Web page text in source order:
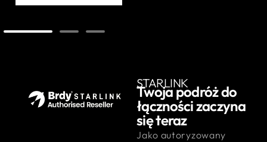
STARLINK
Twoja podróż do
łączności zaczyna
się teraz
Jako autoryzowany